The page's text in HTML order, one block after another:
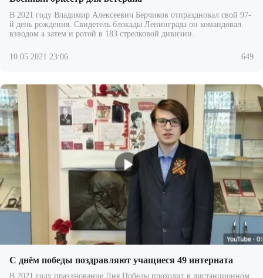
В 2021 году Владимир Алексеевич Берчиков отпраздновал свой 97-
й день рождения. Свидетель блокады Ленинграда он командовал
взводом а затем и ротой в 183 стрелковой дивизии.
10.05.2021 23:06 649
С днём победы поздравляют учащиеся 49 интерната
В 2021 году празднование Дня Победы проходит в дистанционном